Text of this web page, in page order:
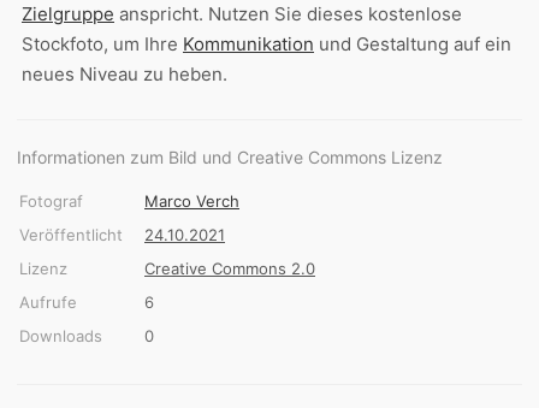
Zielgruppe anspricht. Nutzen Sie dieses kostenlose
Stockfoto, um Ihre Kommunikation und Gestaltung auf ein
neues Niveau zu heben.
Informationen zum Bild und Creative Commons Lizenz
Fotograf
Marco Verch
Veröffentlicht
24.10.2021
Lizenz
Creative Commons 2.0
Aufrufe
6
Downloads
0